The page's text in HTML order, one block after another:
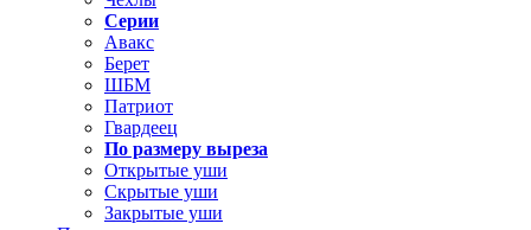
Серии
Авакс
Берет
ШБМ
Патриот
Гвардеец
По размеру выреза
Открытые уши
Скрытые уши
Закрытые уши